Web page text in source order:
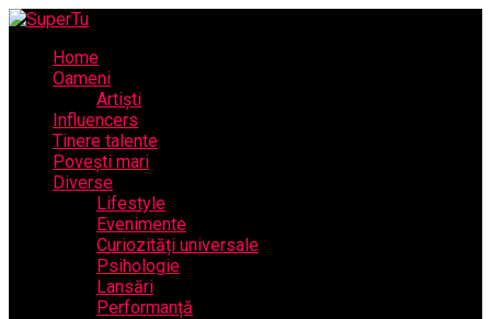
Home
Oameni
Artiști
Influencers
Tinere talente
Povești mari
Diverse
Lifestyle
Evenimente
Curiozități universale
Psihologie
Lansări
Performanță